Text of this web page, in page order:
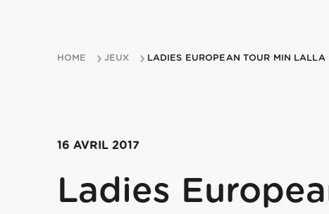
HOME JEUX LADIES EUROPEAN TOUR MIN LALLA
16 AVRIL 2017
Ladies